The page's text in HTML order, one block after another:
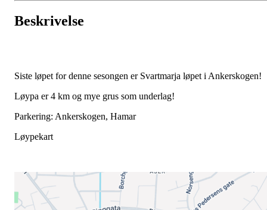
Beskrivelse
Siste løpet for denne sesongen er Svartmarja løpet i Ankerskogen!
Løypa er 4 km og mye grus som underlag!
Parkering: Ankerskogen, Hamar
Løypekart